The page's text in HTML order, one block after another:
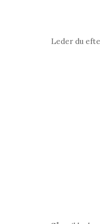
Leder du